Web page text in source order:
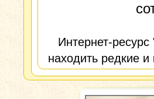
Интернет-
находить редкие